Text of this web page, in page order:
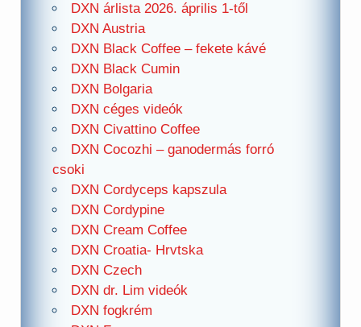
DXN árlista 2026. április 1-től
DXN Austria
DXN Black Coffee – fekete kávé
DXN Black Cumin
DXN Bolgaria
DXN céges videók
DXN Civattino Coffee
DXN Cocozhi – ganodermás forró
csoki
DXN Cordyceps kapszula
DXN Cordypine
DXN Cream Coffee
DXN Croatia- Hrvtska
DXN Czech
DXN dr. Lim videók
DXN fogkrém